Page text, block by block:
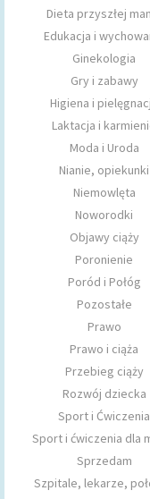
Dieta przyszłej
Edukacja i
Ginekologia
Gry i zabawy
Higiena i
Laktacja i
Moda i Uroda
Nianie, opiekunki
Niemowlęta
Noworodki
Objawy ciąży
Poronienie
Poród i Połóg
Pozostałe
Prawo
Prawo i ciąża
Przebieg ciąży
Rozwój dziecka
Sport i Ćwiczenia
Sport i ćwiczenia dla
Sprzedam
Szpitale, lekarze,